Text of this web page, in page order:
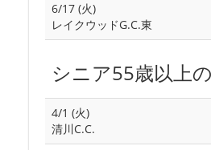
6/17 (火)
レイクウッドG.C.東
シニア55歳以上
4/1 (火)
清川C.C.